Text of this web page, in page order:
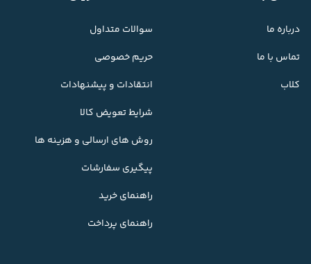
درباره ما
تماس با ما
کلاب
سوالات متداول
حریم خصوصی
انتقادات و پیشنهادات
شرایط تعویض کالا
روش های ارسالی و هزینه ها
پیگیری سفارشات
راهنمای خرید
راهنمای پرداخت